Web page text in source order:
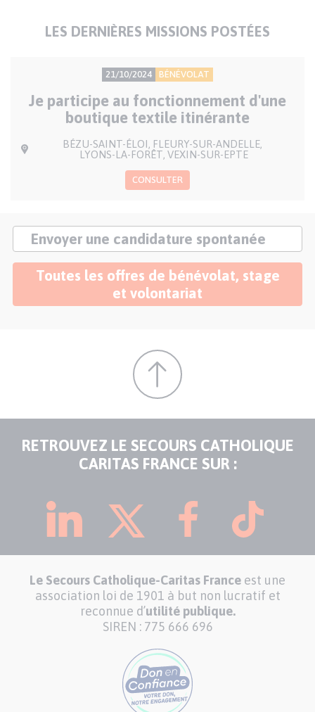
LES DERNIÈRES MISSIONS POSTÉES
PRÉCISION
LA
DATE
21/10/2024
TYPE
BÉNÉVOLAT
Je participe au fonctionnement d'une
boutique textile itinérante
VILLE(S)BÉZU-SAINT-ÉLOI FLEURY-SUR-ANDELLE
LYONS-LA-FORÊT VEXIN-SUR-EPTE
CONSULTER
Bouton
candidature
spontanée
Envoyer une candidature spontanée
Bouton
Toutes les offres de bénévolat, stage
et volontariat
RETROUVEZ LE SECOURS CATHOLIQUE
CARITAS FRANCE SUR :
Le Secours Catholique-Caritas France est une
association loi de 1901 à but non lucratif et
reconnue d’utilité publique.
SIREN : 775 666 696